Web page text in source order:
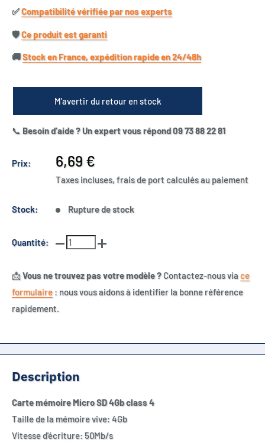
✅​Compatibilité vérifiée par nos experts
🛡️​Ce produit est garanti
🚚​Stock en France, expédition rapide en 24/48h
M'avertir du retour en stock
📞 Besoin d’aide ? Un expert vous répond 09 73 88 22 81
Prix:
Prix
réduit
6,69 €
Taxes incluses, frais de port calculés au paiement
Stock: Rupture de stock
Quantité:
📩Vous ne trouvez pas votre modèle ?Contactez-nous viace
formulaire : nous vous aidons à identifier la bonne référence
rapidement.
Description
Carte mémoire Micro SD 4Gb class 4
Taille de la mémoire vive: 4Gb
Vitesse d'écriture: 50Mb/s